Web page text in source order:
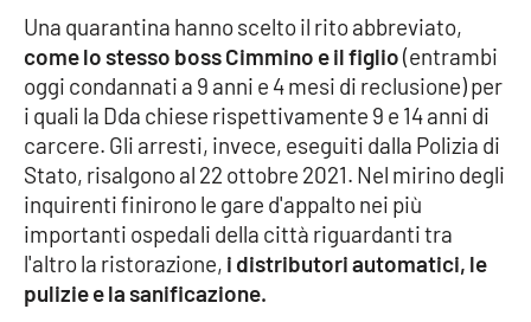
Imprese Di Calabria
Le perfidie di Antonella Grippo
Venti di comunicazione
STREAMING
LaC TV
Una quarantina hanno scelto il rito abbreviato,
come lo stesso boss Cimmino e il figlio(entrambi
oggi condannati a 9 anni e 4 mesi di reclusione) per
i quali la Dda chiese rispettivamente 9 e 14 anni di
carcere. Gli arresti, invece, eseguiti dalla Polizia di
Stato, risalgono al 22 ottobre 2021. Nel mirino degli
inquirenti finirono le gare d'appalto nei più
importanti ospedali della città riguardanti tra
l'altro la ristorazione, i distributori automatici, le
pulizie e la sanificazione.